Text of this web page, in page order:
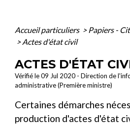
Accueil particuliers > Papiers -
> Actes d'état civil
ACTES D'ÉTAT
Vérifié le 09 Jul 2020 - Direction de
administrative (Première ministre)
Certaines démarches
production d'actes d'état